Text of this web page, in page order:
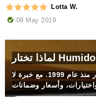
Lotta W.
09 May 2019
موثوق بها من قبل عشّاق السيجار منذ عام 1999. مع خبرة لا